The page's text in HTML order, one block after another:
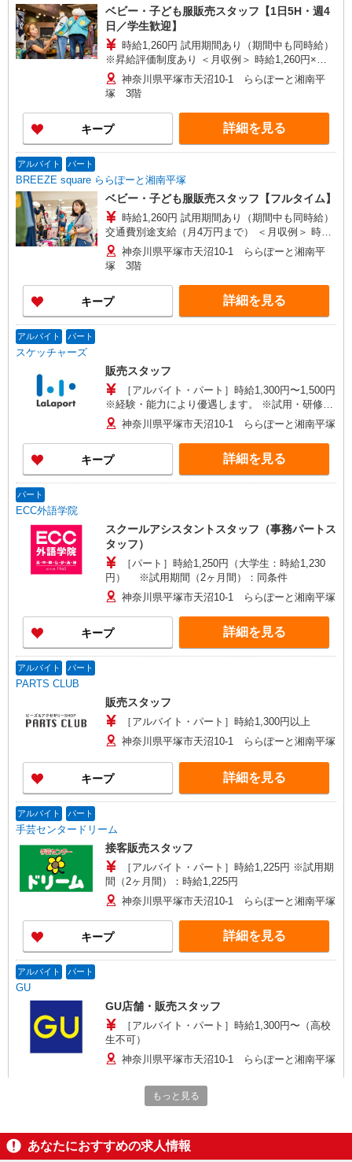
ベビー・子ども服販売スタッフ【1日5H・週4
日／学生歓迎】
時給1,260円 試用期間あり（期間中も同時給）
※昇給評価制度あり ＜月収例＞ 時給1,260円×実
働5時間勤務×月16日=100,800円
神奈川県平塚市天沼10-1 ららぽーと湘南平
塚 3階
キープ 詳細を見る
アルバイト パート
BREEZE square ららぽーと湘南平塚
ベビー・子ども服販売スタッフ【フルタイム】
時給1,260円 試用期間あり（期間中も同時給）
交通費別途支給（月4万円まで） ＜月収例＞ 時給
1,260円×実働8時間勤務×月20日＝201,600円
神奈川県平塚市天沼10-1 ららぽーと湘南平
塚 3階
キープ 詳細を見る
アルバイト パート
スケッチャーズ
販売スタッフ
［アルバイト・パート］時給1,300円〜1,500円
※経験・能力により優遇します。 ※試用・研修期
間：6ヵ月 試用・研修期間の条件：本採用と同じ
神奈川県平塚市天沼10-1 ららぽーと湘南平塚
キープ 詳細を見る
パート
ECC外語学院
スクールアシスタントスタッフ（事務パートス
タッフ）
［パート］時給1,250円（大学生：時給1,230
円） ※試用期間（2ヶ月間）：同条件
神奈川県平塚市天沼10-1 ららぽーと湘南平塚
キープ 詳細を見る
アルバイト パート
PARTS CLUB
販売スタッフ
［アルバイト・パート］時給1,300円以上
神奈川県平塚市天沼10-1 ららぽーと湘南平塚
キープ 詳細を見る
アルバイト パート
手芸センタードリーム
接客販売スタッフ
［アルバイト・パート］時給1,225円 ※試用期
間（2ヶ月間）：時給1,225円
神奈川県平塚市天沼10-1 ららぽーと湘南平塚
キープ 詳細を見る
アルバイト パート
GU
GU店舗・販売スタッフ
［アルバイト・パート］時給1,300円〜（高校
生不可）
神奈川県平塚市天沼10-1 ららぽーと湘南平塚
ORIHICA
もっと見る
あなたにおすすめの求人情報